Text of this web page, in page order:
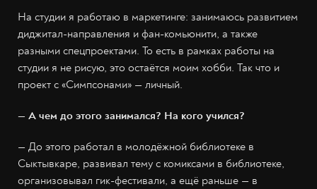
На студии я работаю в маркетинге: занимаюсь развитием
диджитал-направления и фан-комьюнити, а также
разными спецпроектами. То есть в рамках работы на
студии я не рисую, это остаётся моим хобби. Так что и
проект с «Симпсонами» — личный.
— А чем до этого занимался? На кого учился?
— До этого работал в молодёжной библиотеке в
Сыктывкаре, развивал тему с комиксами в библиотеке,
организовывал гик-фестивали, а ещё раньше — в